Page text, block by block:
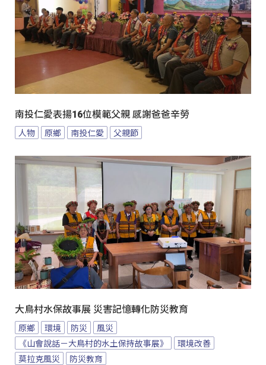
南投仁愛表揚16位模範父親 感謝爸爸辛勞
人物 原鄉 南投仁愛 父親節
大鳥村水保故事展 災害記憶轉化防災教育
原鄉 環境 防災
風災
《山會說話－大鳥村的水土保持故事展》
環境改善
莫拉克風災
防災教育